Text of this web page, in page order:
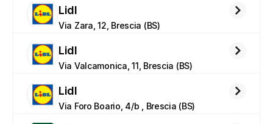
Lidl
Via Zara, 12, Brescia (BS)
Lidl
Via Valcamonica, 11, Brescia (BS)
Lidl
Via Foro Boario, 4/b , Brescia (BS)